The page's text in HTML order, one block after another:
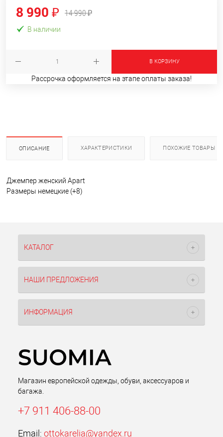
8 990 ₽ 14 990 ₽
В наличии
В КОРЗИНУ
Рассрочка оформляется на этапе оплаты заказа!
ОПИСАНИЕ ХАРАКТЕРИСТИКИ ПОХОЖИЕ ТОВАРЫ
Джемпер женский Apart
Размеры немецкие (+8)
КАТАЛОГ
НАШИ ПРЕДЛОЖЕНИЯ
ИНФОРМАЦИЯ
Магазин европейской одежды, обуви, аксессуаров и
багажа.
+7 911 406-88-00
Email: ottokarelia@yandex.ru